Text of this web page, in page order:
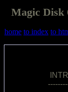
Magic Disk
home to index to